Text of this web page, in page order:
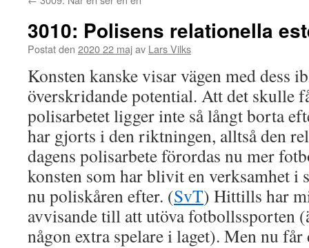
3010: Polisens relationella
Postat den 2020 22 majav Lars Vilks
Konsten kanske visar vägen med dess
överskridande potential. Att det skulle
polisarbetet ligger inte så långt borta
har gjorts i den riktningen, alltså den
dagens polisarbete förordas nu mer
konsten som har blivit en verksamhet i
nu poliskåren efter. (SvT) Hittills har
avvisande till att utöva fotbollssporten
någon extra spelare i laget). Men nu